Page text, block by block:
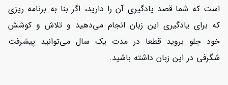
است که شما قصد یادگیری آن را دارید، اگر بنا به برنامه ریزی
که برای یادگیری این زبان انجام می‌دهید و تلاش و کوشش
خود جلو بروید قطعا در مدت یک سال می‌توانید پیشرفت
شگرفی در این زبان داشته باشید.
افزایش اعتبار